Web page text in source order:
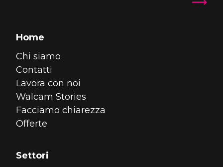
Home
Chi siamo
Contatti
Lavora con noi
Walcam Stories
Facciamo chiarezza
Offerte
Settori